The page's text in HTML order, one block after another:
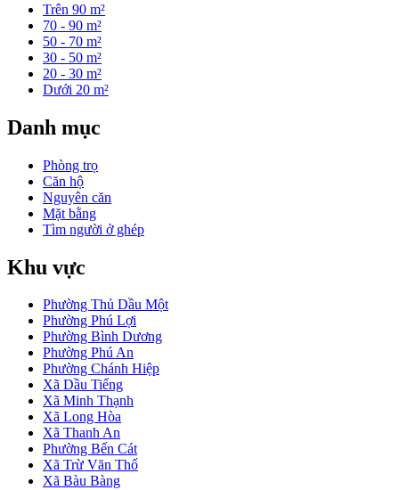
Trên 90 m²
70 - 90 m²
50 - 70 m²
30 - 50 m²
20 - 30 m²
Dưới 20 m²
Danh mục
Phòng trọ
Căn hộ
Nguyên căn
Mặt bằng
Tìm người ở ghép
Khu vực
Phường Thủ Dầu Một
Phường Phú Lợi
Phường Bình Dương
Phường Phú An
Phường Chánh Hiệp
Xã Dầu Tiếng
Xã Minh Thạnh
Xã Long Hòa
Xã Thanh An
Phường Bến Cát
Xã Trừ Văn Thố
Xã Bàu Bàng